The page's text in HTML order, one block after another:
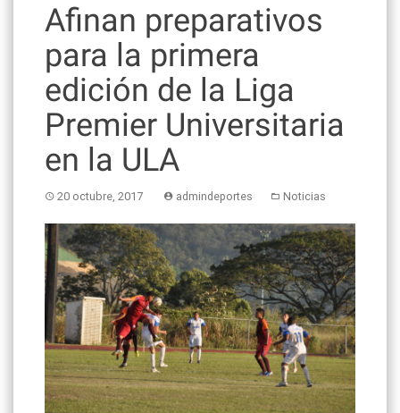
Afinan preparativos
para la primera
edición de la Liga
Premier Universitaria
en la ULA
20 octubre, 2017 admindeportes Noticias